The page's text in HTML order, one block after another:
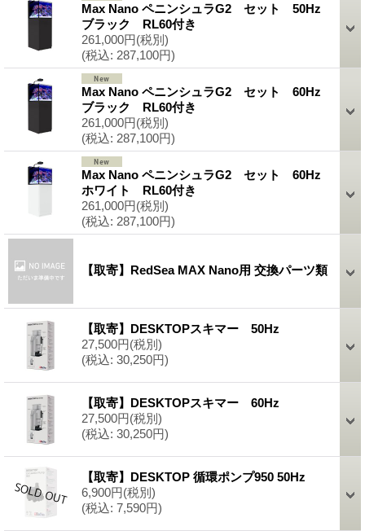
Max Nano ペニンシュラG2 セット 50Hz
ブラック RL60付き
261,000円(税別)
(税込: 287,100円)
Max Nano ペニンシュラG2 セット 60Hz
ブラック RL60付き
261,000円(税別)
(税込: 287,100円)
Max Nano ペニンシュラG2 セット 60Hz
ホワイト RL60付き
261,000円(税別)
(税込: 287,100円)
【取寄】RedSea MAX Nano用 交換パーツ類
【取寄】DESKTOPスキマー 50Hz
27,500円(税別)
(税込: 30,250円)
【取寄】DESKTOPスキマー 60Hz
27,500円(税別)
(税込: 30,250円)
【取寄】DESKTOP 循環ポンプ950 50Hz
6,900円(税別)
(税込: 7,590円)